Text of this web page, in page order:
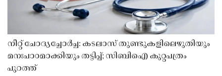
നീറ്റ് ചോദ്യച്ചോർച്ച: കടലാസ് തുണ്ടുകളിലെഴുതിയും
മനഃപാഠമാക്കിയും തട്ടിപ്പ്; സിബിഐ കുറ്റപത്രം
പുറത്ത്